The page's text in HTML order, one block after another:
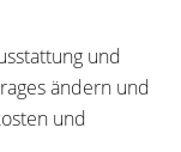
und
ändern und
und